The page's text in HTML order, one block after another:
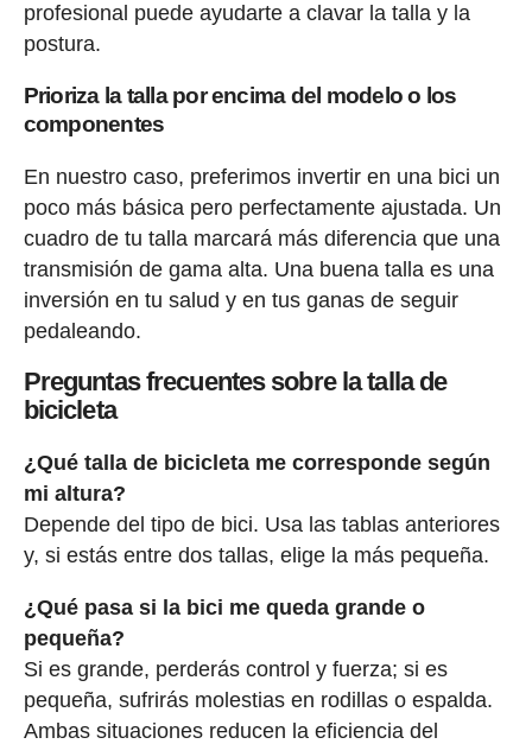
profesional puede ayudarte a clavar la talla y la
postura.
Prioriza la talla por encima del modelo o los
componentes
En nuestro caso, preferimos invertir en una bici un
poco más básica pero perfectamente ajustada. Un
cuadro de tu talla marcará más diferencia que una
transmisión de gama alta. Una buena talla es una
inversión en tu salud y en tus ganas de seguir
pedaleando.
Preguntas frecuentes sobre la talla de
bicicleta
¿Qué talla de bicicleta me corresponde según
mi altura?
Depende del tipo de bici. Usa las tablas anteriores
y, si estás entre dos tallas, elige la más pequeña.
¿Qué pasa si la bici me queda grande o
pequeña?
Si es grande, perderás control y fuerza; si es
pequeña, sufrirás molestias en rodillas o espalda.
Ambas situaciones reducen la eficiencia del